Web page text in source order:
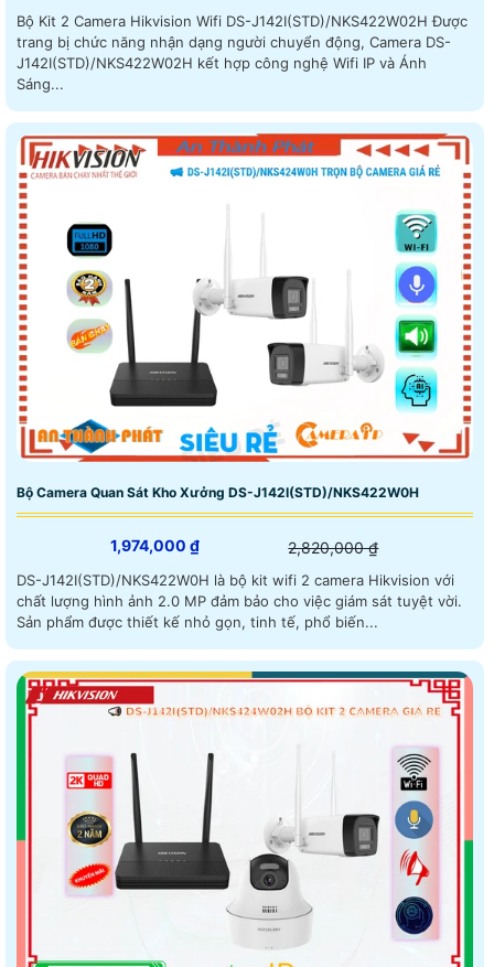
Bộ Kit 2 Camera Hikvision Wifi DS-J142I(STD)/NKS422W02H Được
trang bị chức năng nhận dạng người chuyển động, Camera DS-
J142I(STD)/NKS422W02H kết hợp công nghệ Wifi IP và Ánh
Sáng...
Bộ Camera Quan Sát Kho Xưởng DS-J142I(STD)/NKS422W0H
1,974,000 ₫ 2,820,000 ₫
DS-J142I(STD)/NKS422W0H là bộ kit wifi 2 camera Hikvision với
chất lượng hình ảnh 2.0 MP đảm bảo cho việc giám sát tuyệt vời.
Sản phẩm được thiết kế nhỏ gọn, tinh tế, phổ biến...